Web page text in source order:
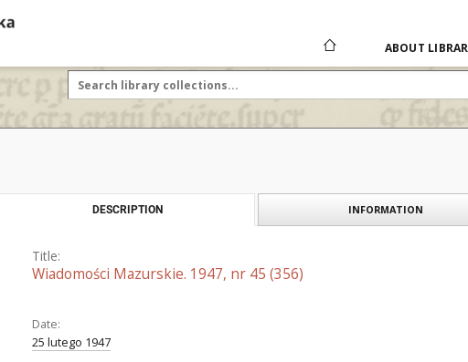
ABOUT
DESCRIPTION INFORMATION
Title:
Wiadomości Mazurskie. 1947, nr 45 (356)
Date:
25 lutego 1947